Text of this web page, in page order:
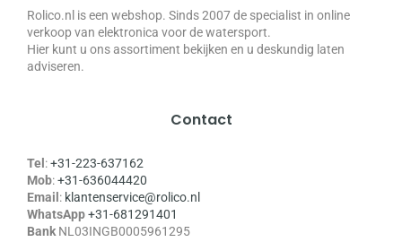
Rolico.nl is een webshop. Sinds 2007 de specialist in online
verkoop van elektronica voor de watersport.
Hier kunt u ons assortiment bekijken en u deskundig laten
adviseren.
Contact
Tel :+31-223-637162
Mob:+31-636044420
Email : klantenservice@rolico.nl
WhatsApp+31-681291401
Bank NL03INGB0005961295